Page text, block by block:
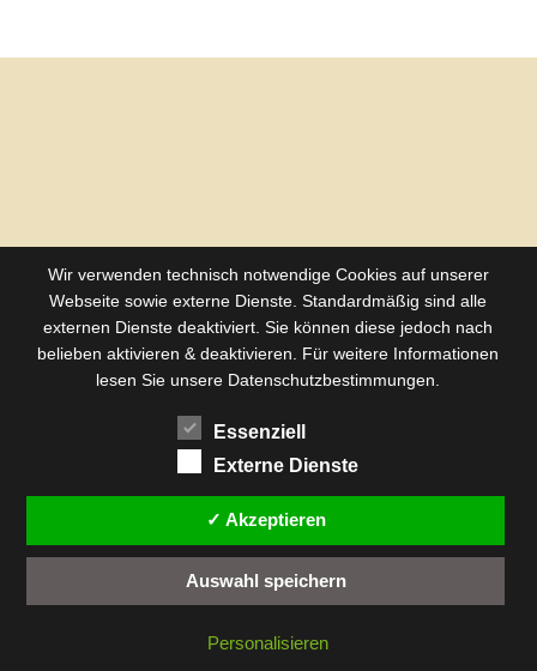
Wir verwenden technisch notwendige Cookies auf unserer
Webseite sowie externe Dienste. Standardmäßig sind alle
externen Dienste deaktiviert. Sie können diese jedoch nach
belieben aktivieren & deaktivieren. Für weitere Informationen
lesen Sie unsere Datenschutzbestimmungen.
Essenziell
Externe Dienste
✓ Akzeptieren
Auswahl speichern
Personalisieren